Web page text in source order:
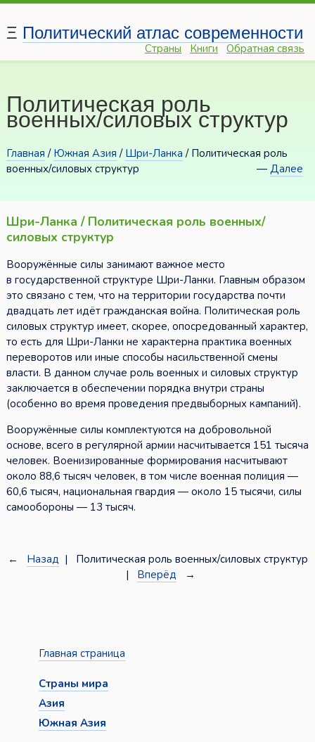
Ξ Политический атлас современности
Страны Книги Обратная связь
Политическая роль
военных/силовых структур
Главная / Южная Азия / Шри-Ланка / Политическая роль
военных/силовых структур
—Далее
Шри-Ланка / Политическая роль военных/
силовых структур
Вооружённые силы занимают важное место
в государственной структуре Шри-Ланки. Главным образом
это связано с тем, что на территории государства почти
двадцать лет идёт гражданская война. Политическая роль
силовых структур имеет, скорее, опосредованный характер,
то есть для Шри-Ланки не характерна практика военных
переворотов или иные способы насильственной смены
власти. В данном случае роль военных и силовых структур
заключается в обеспечении порядка внутри страны
(особенно во время проведения предвыборных кампаний).
Вооружённые силы комплектуются на добровольной
основе, всего в регулярной армии насчитывается 151 тысяча
человек. Военизированные формирования насчитывают
около 88,6 тысяч человек, в том числе военная полиция —
60,6 тысяч, национальная гвардия — около 15 тысячи, силы
самообороны — 13 тысяч.
← Назад | Политическая роль военных/силовых структур
| Вперёд →
Главная страница
Страны мира
Азия
Южная Азия